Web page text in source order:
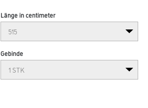
Länge in centimeter
Gebinde